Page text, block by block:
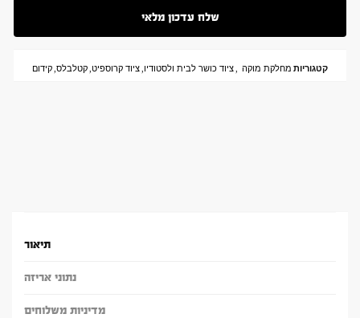
קטגוריות מחלקת מוקה ,ציוד כושר לבית ולסטודיו,ציוד קרוספיט,קטלבלס,קידום
תיאור
נתוני אריזה
מדיניות משלוחים